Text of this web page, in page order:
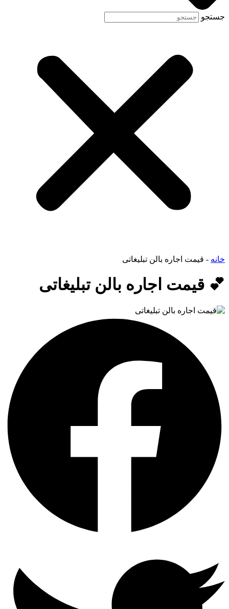
جستجو
خانه - قیمت اجاره بالن تبلیغاتی
💕 قیمت اجاره بالن تبلیغاتی